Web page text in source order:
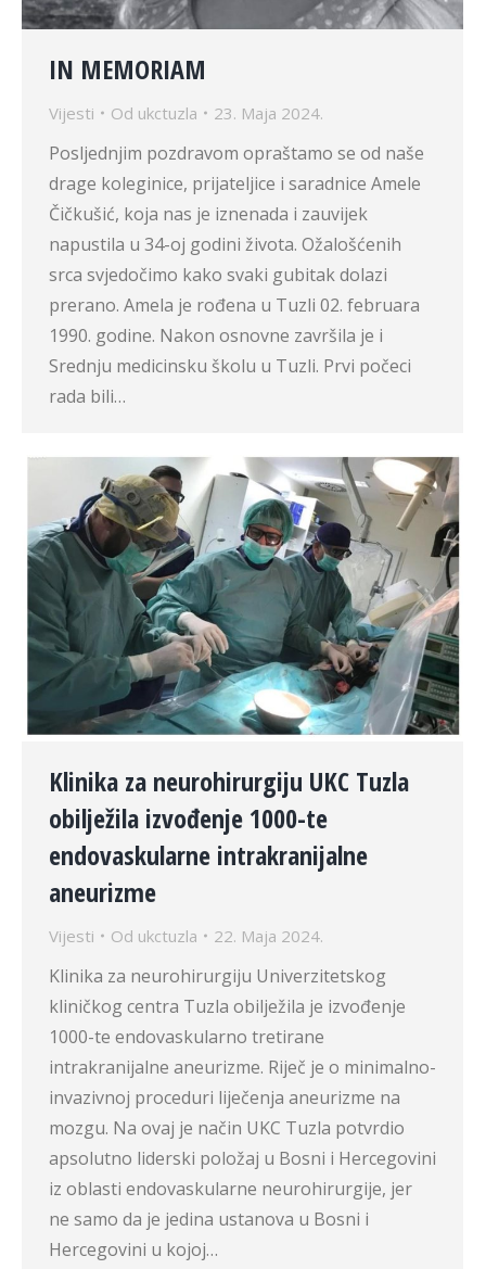
IN MEMORIAM
Vijesti Od ukctuzla 23. Maja 2024.
Posljednjim pozdravom opraštamo se od naše
drage koleginice, prijateljice i saradnice Amele
Čičkušić, koja nas je iznenada i zauvijek
napustila u 34-oj godini života. Ožalošćenih
srca svjedočimo kako svaki gubitak dolazi
prerano. Amela je rođena u Tuzli 02. februara
1990. godine. Nakon osnovne završila je i
Srednju medicinsku školu u Tuzli. Prvi počeci
rada bili…
Klinika za neurohirurgiju UKC Tuzla
obilježila izvođenje 1000-te
endovaskularne intrakranijalne
aneurizme
Vijesti Od ukctuzla 22. Maja 2024.
Klinika za neurohirurgiju Univerzitetskog
kliničkog centra Tuzla obilježila je izvođenje
1000-te endovaskularno tretirane
intrakranijalne aneurizme. Riječ je o minimalno-
invazivnoj proceduri liječenja aneurizme na
mozgu. Na ovaj je način UKC Tuzla potvrdio
apsolutno liderski položaj u Bosni i Hercegovini
iz oblasti endovaskularne neurohirurgije, jer
ne samo da je jedina ustanova u Bosni i
Hercegovini u kojoj…